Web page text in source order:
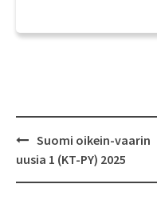
Post
navigation
Suomi oikein-vaarin
uusia 1 (KT-PY) 2025